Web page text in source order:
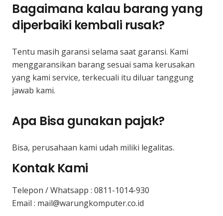
Bagaimana kalau barang yang
diperbaiki kembali rusak?
Tentu masih garansi selama saat garansi. Kami
menggaransikan barang sesuai sama kerusakan
yang kami service, terkecuali itu diluar tanggung
jawab kami.
Apa Bisa gunakan pajak?
Bisa, perusahaan kami udah miliki legalitas.
Kontak Kami
Telepon / Whatsapp : 0811-1014-930
Email : mail@warungkomputer.co.id